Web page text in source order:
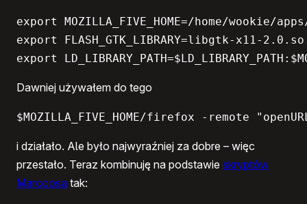
export MOZILLA_FIVE_HOME=/home/wookie/
export FLASH_GTK_LIBRARY=libgtk-x11-
export
Dawniej używałem do tego
$MOZILLA_FIVE_HOME/firefox -remote
i działało. Ale było najwyraźniej za dobre – więc
przestało. Teraz kombinuję na podstawie skryptów
Marcoosa tak: